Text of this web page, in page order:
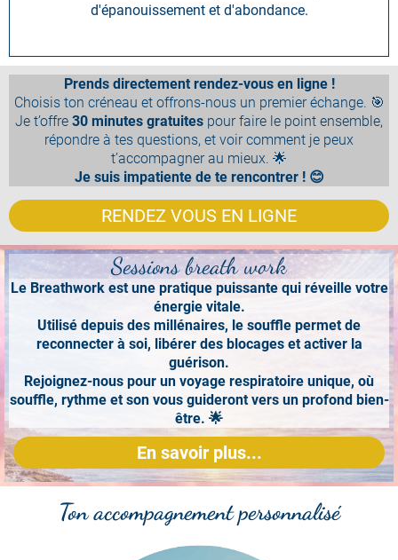
d'épanouissement et d'abondance.
Prends directement rendez-vous en ligne !
Choisis ton créneau et offrons-nous un premier échange. 🎯
Je t’offre 30 minutes gratuites pour faire le point ensemble,
répondre à tes questions, et voir comment je peux
t’accompagner au mieux. 🌟
Je suis impatiente de te rencontrer ! 😊
RENDEZ VOUS EN LIGNE
Sessions breath work
Le Breathwork est une pratique puissante qui réveille votre
énergie vitale.
Utilisé depuis des millénaires, le souffle permet de
reconnecter à soi, libérer des blocages et activer la
guérison.
Rejoignez-nous pour un voyage respiratoire unique, où
souffle, rythme et son vous guideront vers un profond bien-
être. 🌟
En savoir plus...
Ton accompagnement personnalisé